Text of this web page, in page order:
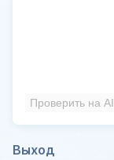
Проверить на AI
Выход